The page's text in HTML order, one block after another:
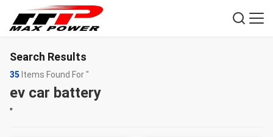
Search Results
35 Items Found For "
ev car battery
"